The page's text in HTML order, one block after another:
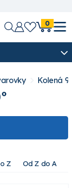
0
Kolená
Z Od Z do A